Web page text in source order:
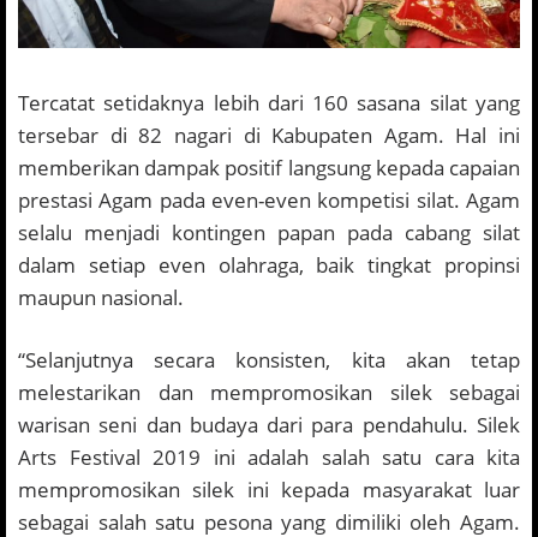
Tercatat setidaknya lebih dari 160 sasana silat yang
tersebar di 82 nagari di Kabupaten Agam. Hal ini
memberikan dampak positif langsung kepada capaian
prestasi Agam pada even-even kompetisi silat. Agam
selalu menjadi kontingen papan pada cabang silat
dalam setiap even olahraga, baik tingkat propinsi
maupun nasional.
“Selanjutnya secara konsisten, kita akan tetap
melestarikan dan mempromosikan silek sebagai
warisan seni dan budaya dari para pendahulu. Silek
Arts Festival 2019 ini adalah salah satu cara kita
mempromosikan silek ini kepada masyarakat luar
sebagai salah satu pesona yang dimiliki oleh Agam.